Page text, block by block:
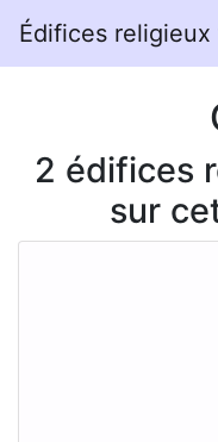
Édifices religieux
2 édifices
sur